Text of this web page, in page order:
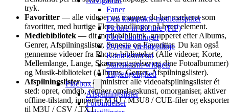
Faner
Den kompakte medieafspiller
Picture-in-Picture (PiP)
Flere handlinger
Øverste værktøjslinje
Kontekstmenu
Startskærm-widgets
Tilgængelighed
Flacbox
Afspilningslister
Forbindelser
tryk.
Favoritter — alle videoer og mapper, du har markeret som
favoritter, med hurtige Flere handlinger på hvert element.
Mediebibliotek — dit mediebibliotek, grupperet efter Albums,
Genrer, Afspilningslister, Seneste og Favoritter. Du kan også
gennemse videoer fra Photos-biblioteket (Alle videoer, Korte,
Mellemlange, Lange, Skærmoptagelser og dine Fotoalbummer)
og Musik-biblioteket (Albums, Genrer, Afspilningslister).
Afspilningslister— administrer alle videoafspilningslister ét
sted: opret, omdøb, rediger omslagskunst, omorganiser, aktiver
offline-tilstand, importer M3U / M3U8 / CUE-filer og eksporter
til M3U / CSV / TXT.